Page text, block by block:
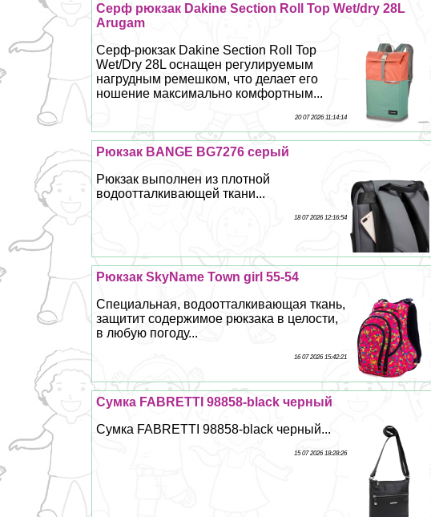
Серф рюкзак Dakine Section Roll Top Wet/dry 28L
Arugam
Серф-рюкзак Dakine Section Roll Top
Wet/Dry 28L оснащен регулируемым
нагрудным ремешком, что делает его
ношение максимально комфортным...
20 07 2026 11:14:14
Рюкзак BANGE BG7276 серый
Рюкзак выполнен из плотной
водоотталкивающей ткани...
18 07 2026 12:16:54
Рюкзак SkyName Town girl 55-54
Специальная, водоотталкивающая ткань,
защитит содержимое рюкзака в целости,
в любую погоду...
16 07 2026 15:42:21
Сумка FABRETTI 98858-black черный
Сумка FABRETTI 98858-black черный...
15 07 2026 18:28:26